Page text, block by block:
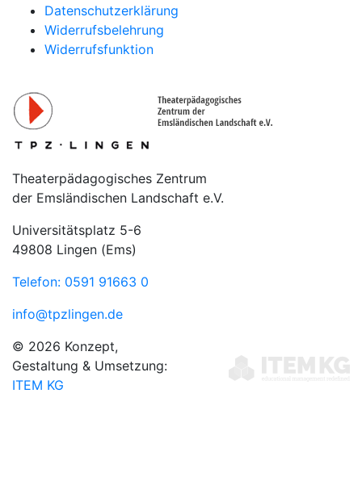
Datenschutzerklärung
Widerrufsbelehrung
Widerrufsfunktion
Theaterpädagogisches Zentrum
der Emsländischen Landschaft e.V.
Universitätsplatz 5-6
49808 Lingen (Ems)
Telefon: 0591 91663 0
info@tpzlingen.de
© 2026 Konzept,
Gestaltung & Umsetzung:
ITEM KG